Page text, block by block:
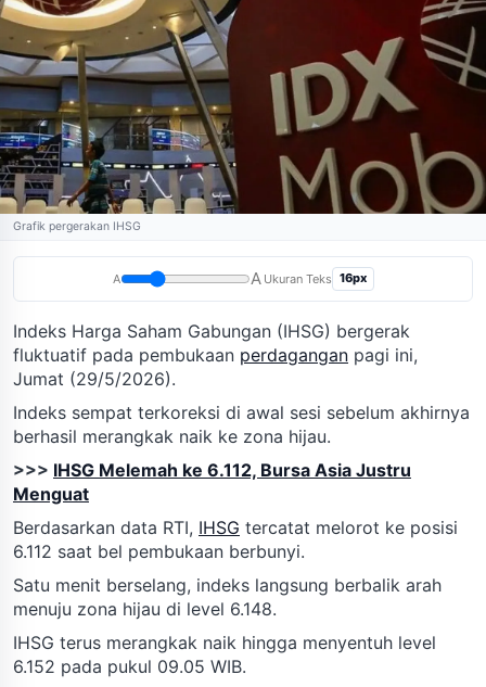
Grafik pergerakan IHSG
A A Ukuran Teks 16px
Indeks Harga Saham Gabungan (IHSG) bergerak
fluktuatif pada pembukaan perdagangan pagi ini,
Jumat (29/5/2026).
Indeks sempat terkoreksi di awal sesi sebelum akhirnya
berhasil merangkak naik ke zona hijau.
>>> IHSG Melemah ke 6.112, Bursa Asia Justru
Menguat
Berdasarkan data RTI, IHSG tercatat melorot ke posisi
6.112 saat bel pembukaan berbunyi.
Satu menit berselang, indeks langsung berbalik arah
menuju zona hijau di level 6.148.
IHSG terus merangkak naik hingga menyentuh level
6.152 pada pukul 09.05 WIB.